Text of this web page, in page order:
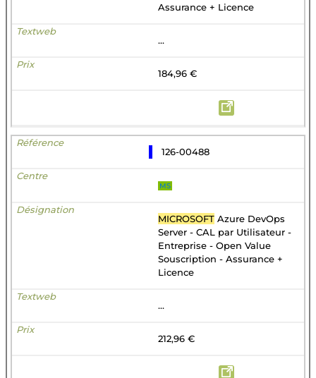
Assurance + Licence
...
184,96 €
126-00488
MS
MICROSOFT Azure DevOps
Server - CAL par Utilisateur -
Entreprise - Open Value
Souscription - Assurance +
Licence
...
212,96 €